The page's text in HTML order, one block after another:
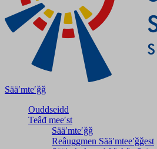
Sääʹmteʹǧǧ
Ouddseidd
Teâđ meeʹst
Sääʹmteʹǧǧ
Reâuggmen Sääʹmteeʹǧǧest